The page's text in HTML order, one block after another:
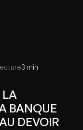
3 min
LA
BANQUE
DEVOIR